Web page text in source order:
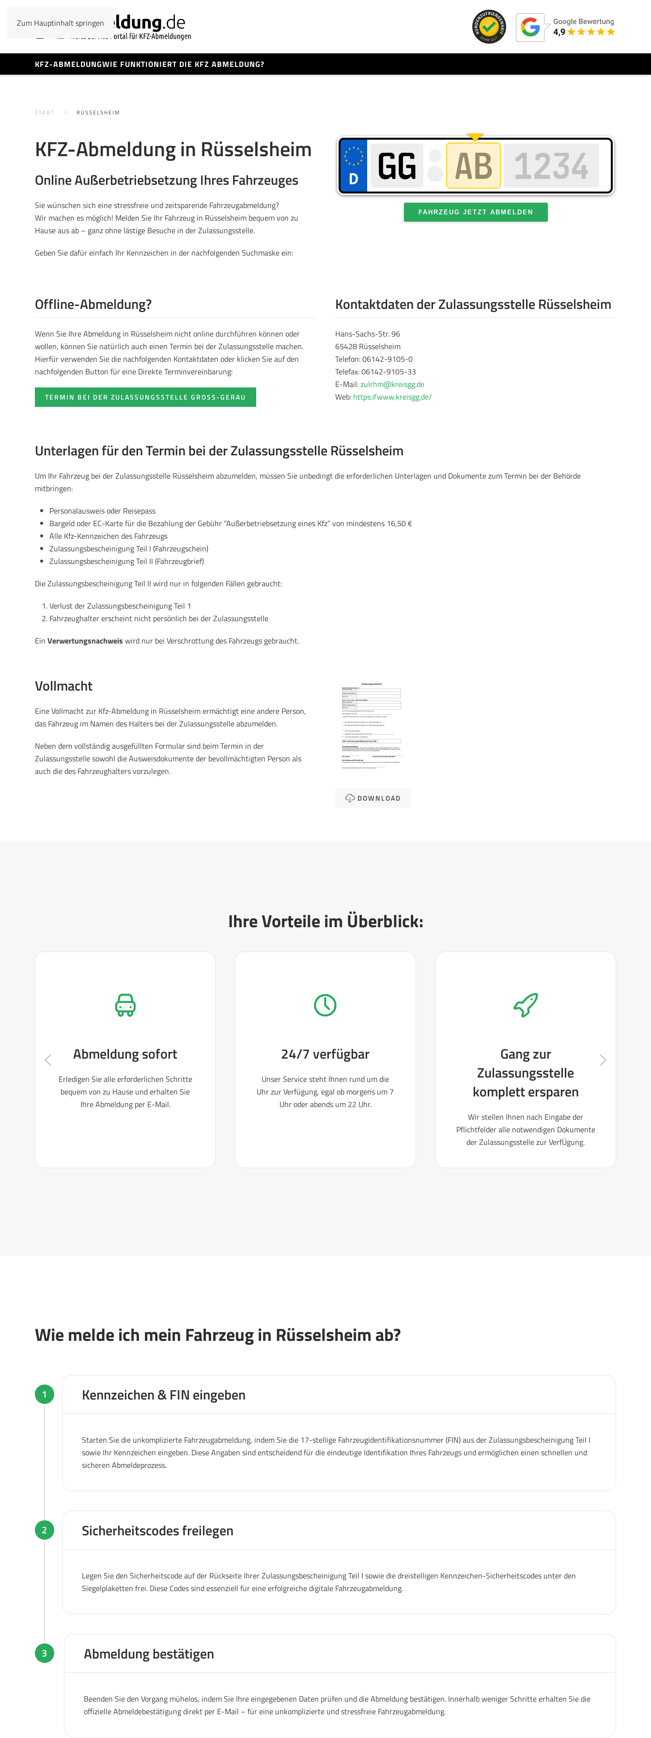
Zum Hauptinhalt springen
KFZ-ABMELDUNGWIE FUNKTIONIERT DIE KFZ ABMELDUNG?
START RÜSSELSHEIM
KFZ-Abmeldung in Rüsselsheim
Online Außerbetriebsetzung Ihres Fahrzeuges
Sie wünschen sich eine stressfreie und zeitsparende Fahrzeugabmeldung?
Wir machen es möglich! Melden Sie Ihr Fahrzeug in Rüsselsheim bequem von zu
Hause aus ab – ganz ohne lästige Besuche in der Zulassungsstelle.
Geben Sie dafür einfach Ihr Kennzeichen in der nachfolgenden Suchmaske ein:
FAHRZEUG JETZT ABMELDEN
Offline-Abmeldung?
Wenn Sie Ihre Abmeldung in Rüsselsheim nicht online durchführen können oder
wollen, können Sie natürlich auch einen Termin bei der Zulassungsstelle machen.
Hierfür verwenden Sie die nachfolgenden Kontaktdaten oder klicken Sie auf den
nachfolgenden Button für eine Direkte Terminvereinbarung:
TERMIN BEI DER ZULASSUNGSSTELLE GROSS-GERAU
Kontaktdaten der Zulassungsstelle Rüsselsheim
Hans-Sachs-Str. 96
65428 Rüsselsheim
Telefon: 06142-9105-0
Telefax: 06142-9105-33
E-Mail:zulrhm@kreisgg.de
Web: https://www.kreisgg.de/
Unterlagen für den Termin bei der Zulassungsstelle Rüsselsheim
Um Ihr Fahrzeug bei der Zulassungsstelle Rüsselsheim abzumelden, müssen Sie unbedingt die erforderlichen Unterlagen und Dokumente zum Termin bei der Behörde
mitbringen:
Personalausweis oder Reisepass
Bargeld oder EC-Karte für die Bezahlung der Gebühr “Außerbetriebsetzung eines Kfz” von mindestens 16,50 €
Alle Kfz-Kennzeichen des Fahrzeugs
Zulassungsbescheinigung Teil I (Fahrzeugschein)
Zulassungsbescheinigung Teil II (Fahrzeugbrief)
Die Zulassungsbescheinigung Teil II wird nur in folgenden Fällen gebraucht:
Verlust der Zulassungsbescheinigung Teil 1
Fahrzeughalter erscheint nicht persönlich bei der Zulassungsstelle
Ein Verwertungsnachweis wird nur bei Verschrottung des Fahrzeugs gebraucht.
Vollmacht
Eine Vollmacht zur Kfz-Abmeldung in Rüsselsheim ermächtigt eine andere Person,
das Fahrzeug im Namen des Halters bei der Zulassungsstelle abzumelden.
Neben dem vollständig ausgefüllten Formular sind beim Termin in der
Zulassungsstelle sowohl die Ausweisdokumente der bevollmächtigten Person als
auch die des Fahrzeughalters vorzulegen.
DOWNLOAD
Ihre Vorteile im Überblick:
Abmeldung sofort
Erledigen Sie alle erforderlichen Schritte
bequem von zu Hause und erhalten Sie
Ihre Abmeldung per E-Mail.
24/7 verfügbar
Unser Service steht Ihnen rund um die
Uhr zur Verfügung, egal ob morgens um 7
Uhr oder abends um 22 Uhr.
Gang zur
Zulassungsstelle
komplett ersparen
Wir stellen Ihnen nach Eingabe der
Pflichtfelder alle notwendigen Dokumente
der Zulassungsstelle zur VerfÜgung.
Wie melde ich mein Fahrzeug in Rüsselsheim ab?
1 Kennzeichen & FIN eingeben
Starten Sie die unkomplizierte Fahrzeugabmeldung, indem Sie die 17-stellige Fahrzeugidentifikationsnummer (FIN) aus der Zulassungsbescheinigung Teil I
sowie Ihr Kennzeichen eingeben. Diese Angaben sind entscheidend für die eindeutige Identifikation Ihres Fahrzeugs und ermöglichen einen schnellen und
sicheren Abmeldeprozess.
2 Sicherheitscodes freilegen
Legen Sie den Sicherheitscode auf der Rückseite Ihrer Zulassungsbescheinigung Teil I sowie die dreistelligen Kennzeichen-Sicherheitscodes unter den
Siegelplaketten frei. Diese Codes sind essenziell für eine erfolgreiche digitale Fahrzeugabmeldung.
3 Abmeldung bestätigen
Beenden Sie den Vorgang mühelos, indem Sie Ihre eingegebenen Daten prüfen und die Abmeldung bestätigen. Innerhalb weniger Schritte erhalten Sie die
offizielle Abmeldebestätigung direkt per E-Mail – für eine unkomplizierte und stressfreie Fahrzeugabmeldung.